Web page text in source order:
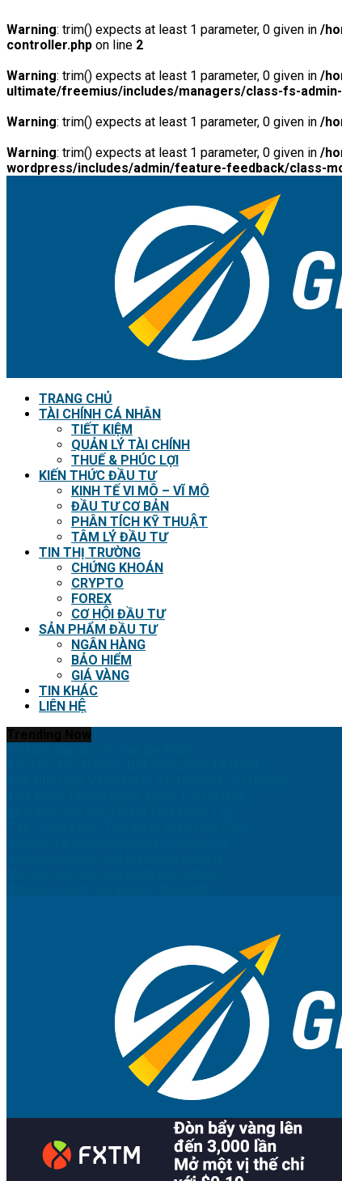
Warning: trim() expects at least 1 parameter, 0 given in /
controller.php on line 2
Warning: trim() expects at least 1 parameter, 0 given in /
ultimate/freemius/includes/managers/class-fs-
Warning: trim() expects at least 1 parameter, 0 given in /
Warning: trim() expects at least 1 parameter, 0 given in /
wordpress/includes/admin/feature-feedback/class-
TRANG CHỦ
TÀI CHÍNH CÁ NHÂN
TIẾT KIỆM
QUẢN LÝ TÀI CHÍNH
THUẾ & PHÚC LỢI
KIẾN THỨC ĐẦU TƯ
KINH TẾ VI MÔ – VĨ MÔ
ĐẦU TƯ CƠ BẢN
PHÂN TÍCH KỸ THUẬT
TÂM LÝ ĐẦU TƯ
TIN THỊ TRƯỜNG
CHỨNG KHOÁN
CRYPTO
FOREX
CƠ HỘI ĐẦU TƯ
SẢN PHẨM ĐẦU TƯ
NGÂN HÀNG
BẢO HIỂM
GIÁ VÀNG
TIN KHÁC
LIÊN HỆ